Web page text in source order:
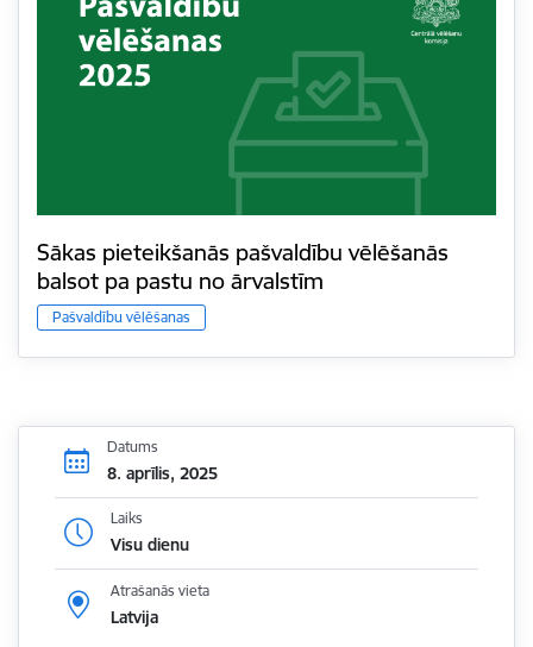
Sākas pieteikšanās pašvaldību vēlēšanās
balsot pa pastu no ārvalstīm
Pašvaldību vēlēšanas
Datums
8. aprīlis, 2025
Laiks
Visu dienu
Atrašanās vieta
Latvija